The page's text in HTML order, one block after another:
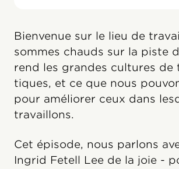
Bienvenue sur le lieu de
sommes chauds sur la piste
rend les grandes cultures de
tiques, et ce que nous
pour améliorer ceux dans
travaillons.
Cet épisode, nous parlons
Ingrid Fetell Lee de la joie -